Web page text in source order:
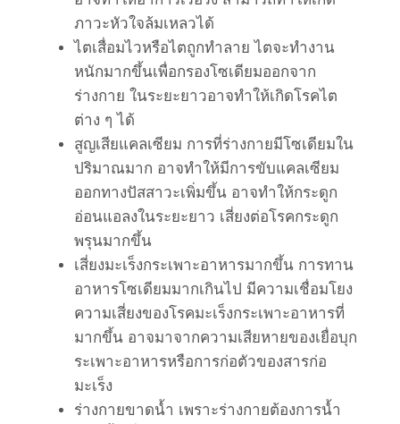
ภาวะหัวใจล้มเหลวได้
ไตเสื่อมไวหรือไตถูกทำลาย ไตจะทำงาน
หนักมากขึ้นเพื่อกรองโซเดียมออกจาก
ร่างกาย ในระยะยาวอาจทำให้เกิดโรคไต
ต่าง ๆ ได้
สูญเสียแคลเซียม การที่ร่างกายมีโซเดียมใน
ปริมาณมาก อาจทำให้มีการขับแคลเซียม
ออกทางปัสสาวะเพิ่มขึ้น อาจทำให้กระดูก
อ่อนแอลงในระยะยาว เสี่ยงต่อโรคกระดูก
พรุนมากขึ้น
เสี่ยงมะเร็งกระเพาะอาหารมากขึ้น การทาน
อาหารโซเดียมมากเกินไป มีความเชื่อมโยง
ความเสี่ยงของโรคมะเร็งกระเพาะอาหารที่
มากขึ้น อาจมาจากความเสียหายของเยื่อบุก
ระเพาะอาหารหรือการก่อตัวของสารก่อ
มะเร็ง
ร่างกายขาดน้ำ เพราะร่างกายต้องการน้ำ